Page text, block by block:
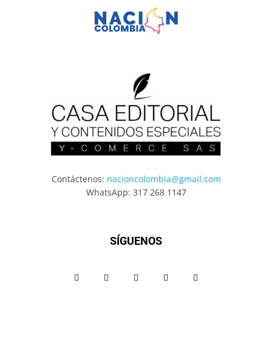
Contáctenos: nacioncolombia@gmail.com
WhatsApp: 317 268 1147
SÍGUENOS